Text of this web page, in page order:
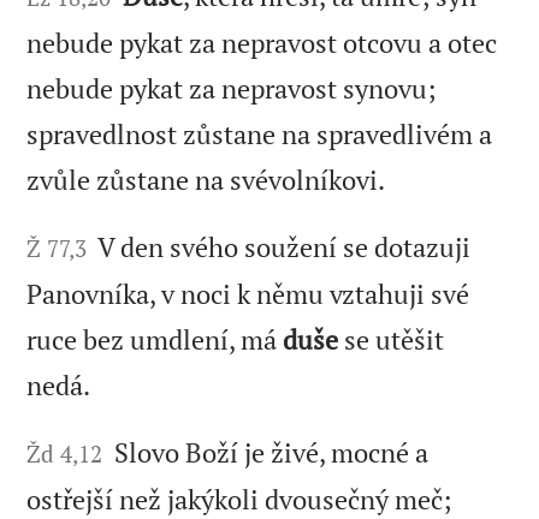
nebude pykat za nepravost otcovu a otec
nebude pykat za nepravost synovu;
spravedlnost zůstane na spravedlivém a
zvůle zůstane na svévolníkovi.
Ž 77,3 V den svého soužení se dotazuji
Panovníka, v noci k němu vztahuji své
ruce bez umdlení, má duše se utěšit
nedá.
Žd 4,12 Slovo Boží je živé, mocné a
ostřejší než jakýkoli dvousečný meč;